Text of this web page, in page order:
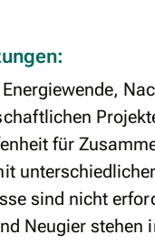
für
sind nicht
Neugier stehen